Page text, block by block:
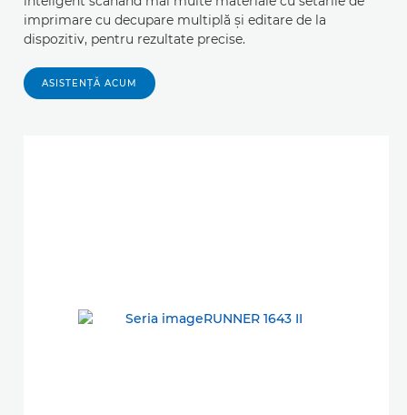
imprimare cu decupare multiplă şi editare de la
dispozitiv, pentru rezultate precise.
ASISTENŢĂ ACUM